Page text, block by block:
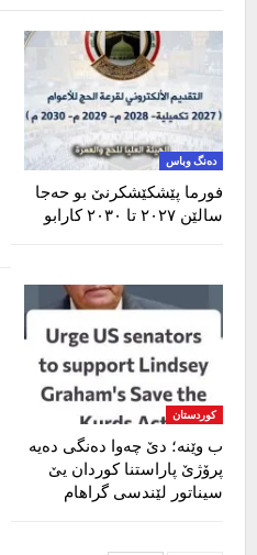
دەنگ وباس
فورما پێشکێشکرنێ بو ‌حەجا
سالێن ٢٠٢٧ تا ٢٠٣٠ کارابو
کوردستان
ب وێنە؛ دێ چەوا دەنگی دەیە
پرۆژێ پاراستنا کوردان یێ
سیناتور لێندسی گراهام